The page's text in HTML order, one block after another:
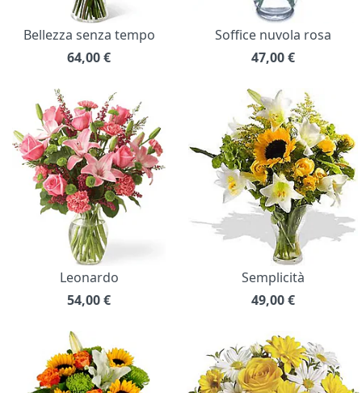
Bellezza senza tempo
64,00€
Soffice nuvola rosa
47,00€
Leonardo
54,00€
Semplicità
49,00€